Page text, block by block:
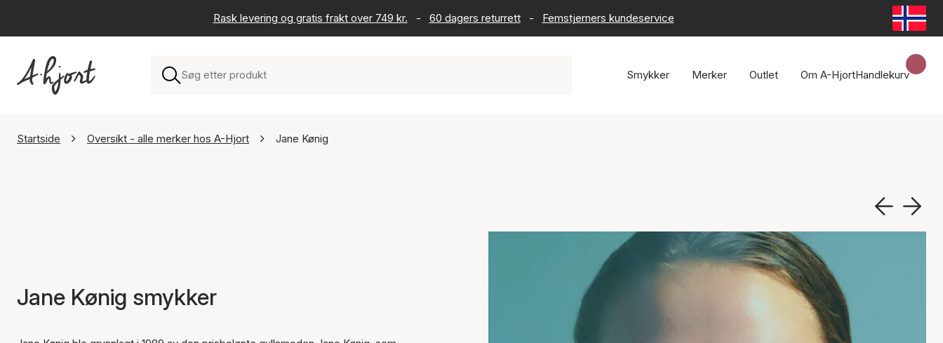
Rask levering og gratis frakt over 749 kr. - 60 dagers returrett - Femstjerners kundeservice
Smykker Merker Outlet Om A-HjortHandlekurv
Startside Oversikt - alle merker hos A-Hjort Jane Kønig
Jane Kønig smykker